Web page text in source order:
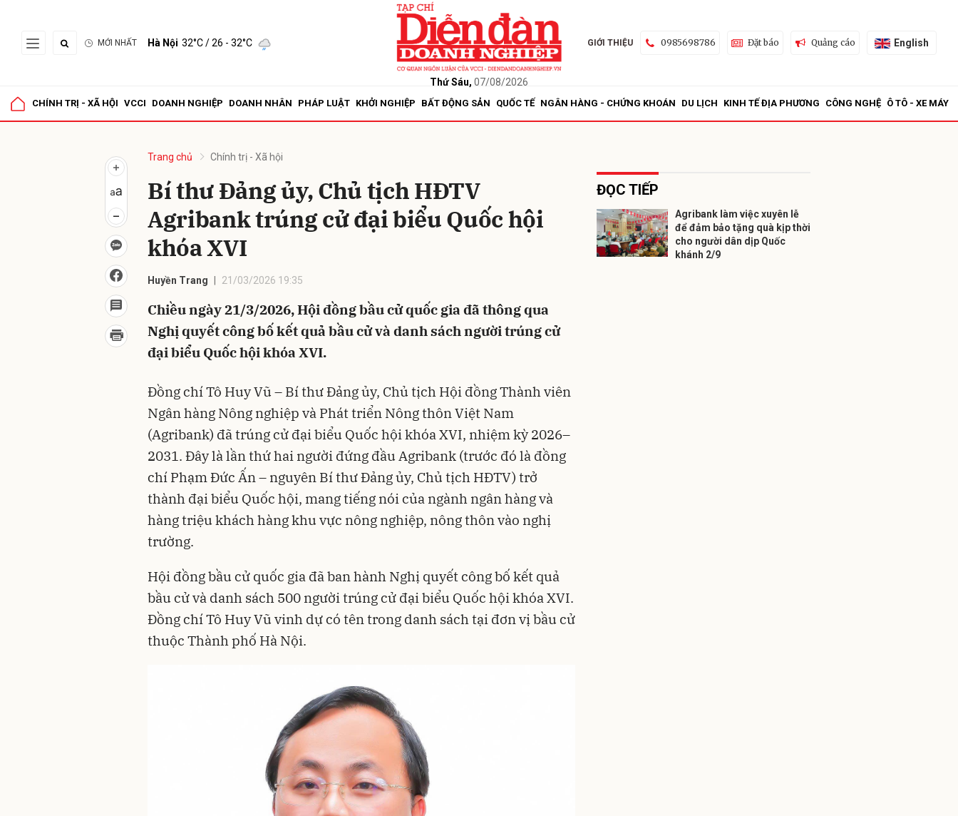
MỚI NHẤT Hà Nội 32°C/ 26 - 32°C
Thứ Sáu, 07/08/2026
GIỚI THIỆU 0985698786 Đặt báo Quảng cáo English
CHÍNH TRỊ - XÃ HỘI VCCI DOANH NGHIỆP DOANH NHÂN PHÁP LUẬT KHỞI NGHIỆP BẤT ĐỘNG SẢN QUỐC TẾ NGÂN HÀNG - CHỨNG KHOÁN DU LỊCH KINH TẾ ĐỊA PHƯƠNG CÔNG NGHỆ Ô TÔ - XE MÁY
Trang chủ Chính trị - Xã hội
Bí thư Đảng ủy, Chủ tịch HĐTV
Agribank trúng cử đại biểu Quốc hội
khóa XVI
Huyền Trang 21/03/2026 19:35
Chiều ngày 21/3/2026, Hội đồng bầu cử quốc gia đã thông qua
Nghị quyết công bố kết quả bầu cử và danh sách người trúng cử
đại biểu Quốc hội khóa XVI.
Đồng chí Tô Huy Vũ – Bí thư Đảng ủy, Chủ tịch Hội đồng Thành viên
Ngân hàng Nông nghiệp và Phát triển Nông thôn Việt Nam
(Agribank) đã trúng cử đại biểu Quốc hội khóa XVI, nhiệm kỳ 2026–
2031. Đây là lần thứ hai người đứng đầu Agribank (trước đó là đồng
chí Phạm Đức Ấn – nguyên Bí thư Đảng ủy, Chủ tịch HĐTV) trở
thành đại biểu Quốc hội, mang tiếng nói của ngành ngân hàng và
hàng triệu khách hàng khu vực nông nghiệp, nông thôn vào nghị
trường.
Hội đồng bầu cử quốc gia đã ban hành Nghị quyết công bố kết quả
bầu cử và danh sách 500 người trúng cử đại biểu Quốc hội khóa XVI.
Đồng chí Tô Huy Vũ vinh dự có tên trong danh sách tại đơn vị bầu cử
thuộc Thành phố Hà Nội.
ĐỌC TIẾP
Agribank làm việc xuyên lễ
để đảm bảo tặng quà kịp thời
cho người dân dịp Quốc
khánh 2/9
Gửi